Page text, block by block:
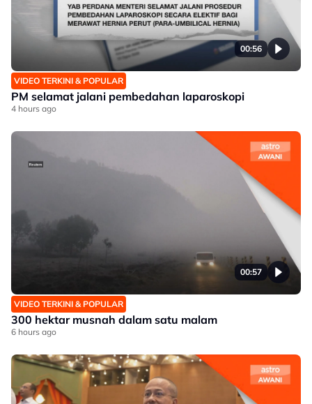
00:56
VIDEO TERKINI & POPULAR
PM selamat jalani pembedahan laparoskopi
4 hours ago
00:57
VIDEO TERKINI & POPULAR
300 hektar musnah dalam satu malam
6 hours ago